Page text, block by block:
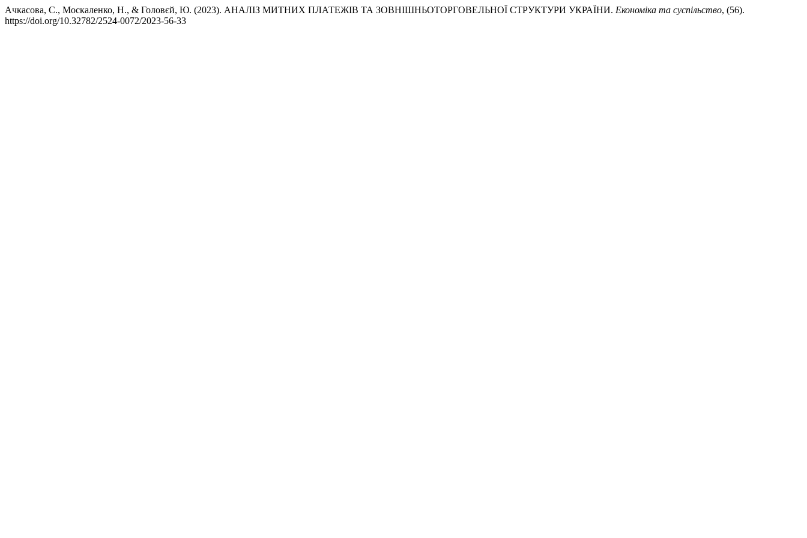
Ачкасова, С., Москаленко, Н., & Головєй, Ю. (2023). АНАЛІЗ МИТНИХ ПЛАТЕЖІВ ТА ЗОВНІШНЬОТОРГОВЕЛЬНОЇ СТРУКТУРИ УКРАЇНИ. Економіка та суспільство, (56).
https://doi.org/10.32782/2524-0072/2023-56-33